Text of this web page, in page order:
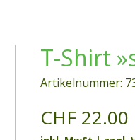
T-Shirt
Artikelnummer:
CHF 22.00